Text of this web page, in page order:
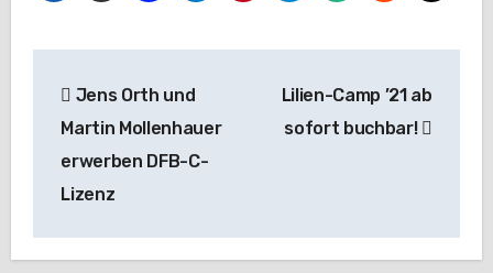
Jens Orth und
Martin Mollenhauer
erwerben DFB-C-
Lizenz
Lilien-Camp ’21 ab
sofort buchbar!